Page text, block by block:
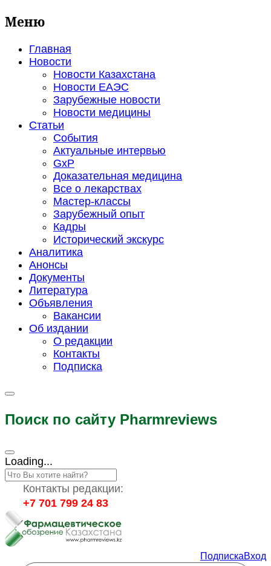
Меню
Главная
Новости
Новости Казахстана
Новости ЕАЭС
Зарубежные новости
Новости медицины
Статьи
События
Актуальные интервью
GxP
Доказательная медицина
Все о лекарствах
Мастер-классы
Зарубежный опыт
Кадры
Исторический экскурс
Аналитика
Анонсы
Документы
Литература
Объявления
Вакансии
Об издании
О редакции
Контакты
Подписка
Поиск по сайту Pharmreviews
Loading...
Контакты редакции:
+7 701 799 24 83
ПодпискаВход